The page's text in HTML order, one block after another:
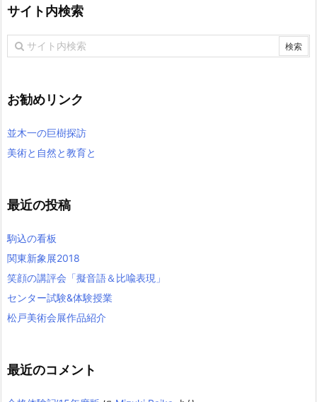
サイト内検索
お勧めリンク
並木一の巨樹探訪
美術と自然と教育と
最近の投稿
駒込の看板
関東新象展2018
笑顔の講評会「擬音語＆比喩表現」
センター試験&体験授業
松戸美術会展作品紹介
最近のコメント